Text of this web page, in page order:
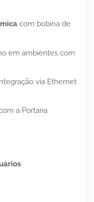
com bobina de
em ambientes com
via Ethernet
a Portaria